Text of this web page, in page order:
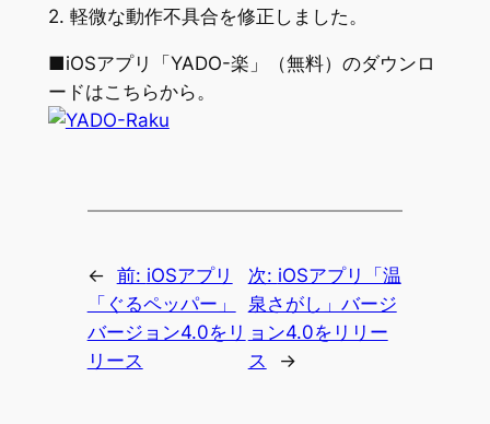
2. 軽微な動作不具合を修正しました。
■iOSアプリ「YADO-楽」（無料）のダウンロ
ードはこちらから。
← 前: iOSアプリ
「ぐるペッパー」
バージョン4.0をリ
リース
次: iOSアプリ「温
泉さがし」バージ
ョン4.0をリリー
ス
→